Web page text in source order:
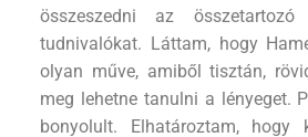
összeszedni az
tudnivalókat. Láttam, hogy
olyan műve, amiből tisztán,
meg lehetne tanulni a lényeget.
bonyolult. Elhatároztam, hogy